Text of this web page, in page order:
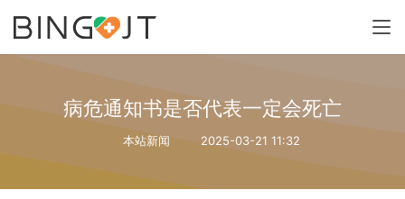
病危通知书是否代表一定会死亡
本站新闻 2025-03-21 11:32